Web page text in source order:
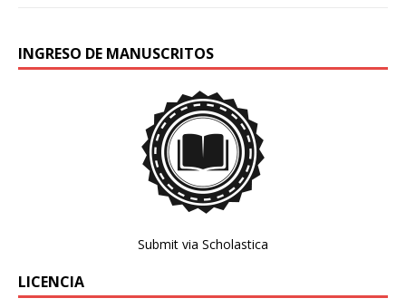
INGRESO DE MANUSCRITOS
Submit via Scholastica
LICENCIA